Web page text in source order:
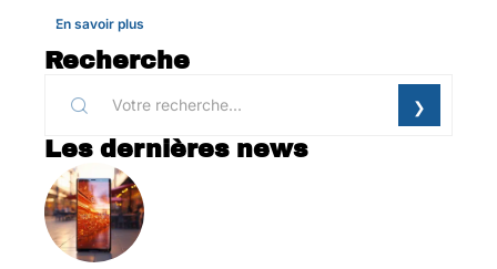
En savoir plus
Recherche
Les dernières news